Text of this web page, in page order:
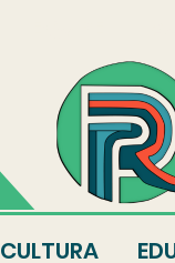
CULTURA